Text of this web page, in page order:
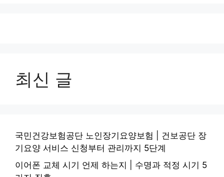
최신 글
국민건강보험공단 노인장기요양보험 | 건보공단 장
기요양 서비스 신청부터 관리까지 5단계
이어폰 교체 시기 언제 하는지 | 수명과 적정 시기 5